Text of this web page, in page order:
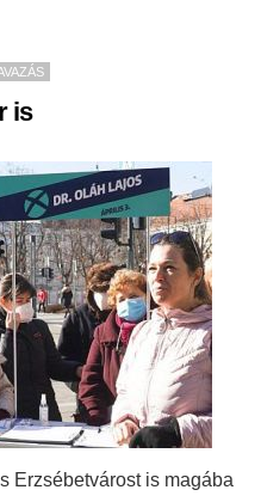
is
Erzsébetvárost is magába